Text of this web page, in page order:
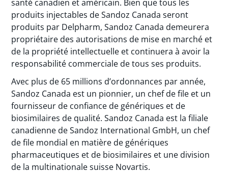
santé canadien et américain. Bien que tous les
produits injectables de Sandoz Canada seront
produits par Delpharm, Sandoz Canada demeurera
propriétaire des autorisations de mise en marché et
de la propriété intellectuelle et continuera à avoir la
responsabilité commerciale de tous ses produits.
Avec plus de 65 millions d’ordonnances par année,
Sandoz Canada est un pionnier, un chef de file et un
fournisseur de confiance de génériques et de
biosimilaires de qualité. Sandoz Canada est la filiale
canadienne de Sandoz International GmbH, un chef
de file mondial en matière de génériques
pharmaceutiques et de biosimilaires et une division
de la multinationale suisse Novartis.